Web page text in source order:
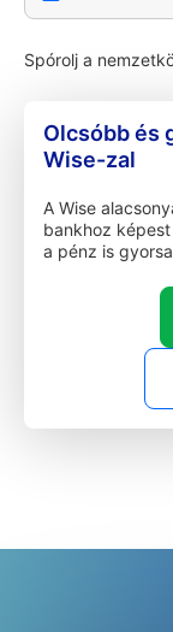
Spórolj a
Olcsóbb és
Wise-zal
A Wise
bankhoz
a pénz is